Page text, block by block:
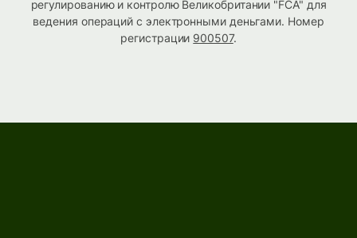
регулированию и контролю Великобритании "FCA" для
ведения операций с электронными деньгами. Номер
регистрации 900507.